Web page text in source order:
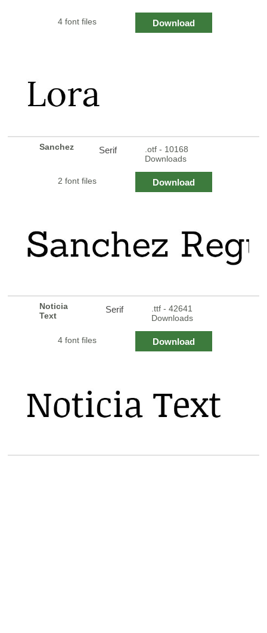
4 font files Download
Sanchez Serif
.otf - 10168
Downloads
2 font files Download
Noticia
Text
Serif
.ttf - 42641
Downloads
4 font files Download